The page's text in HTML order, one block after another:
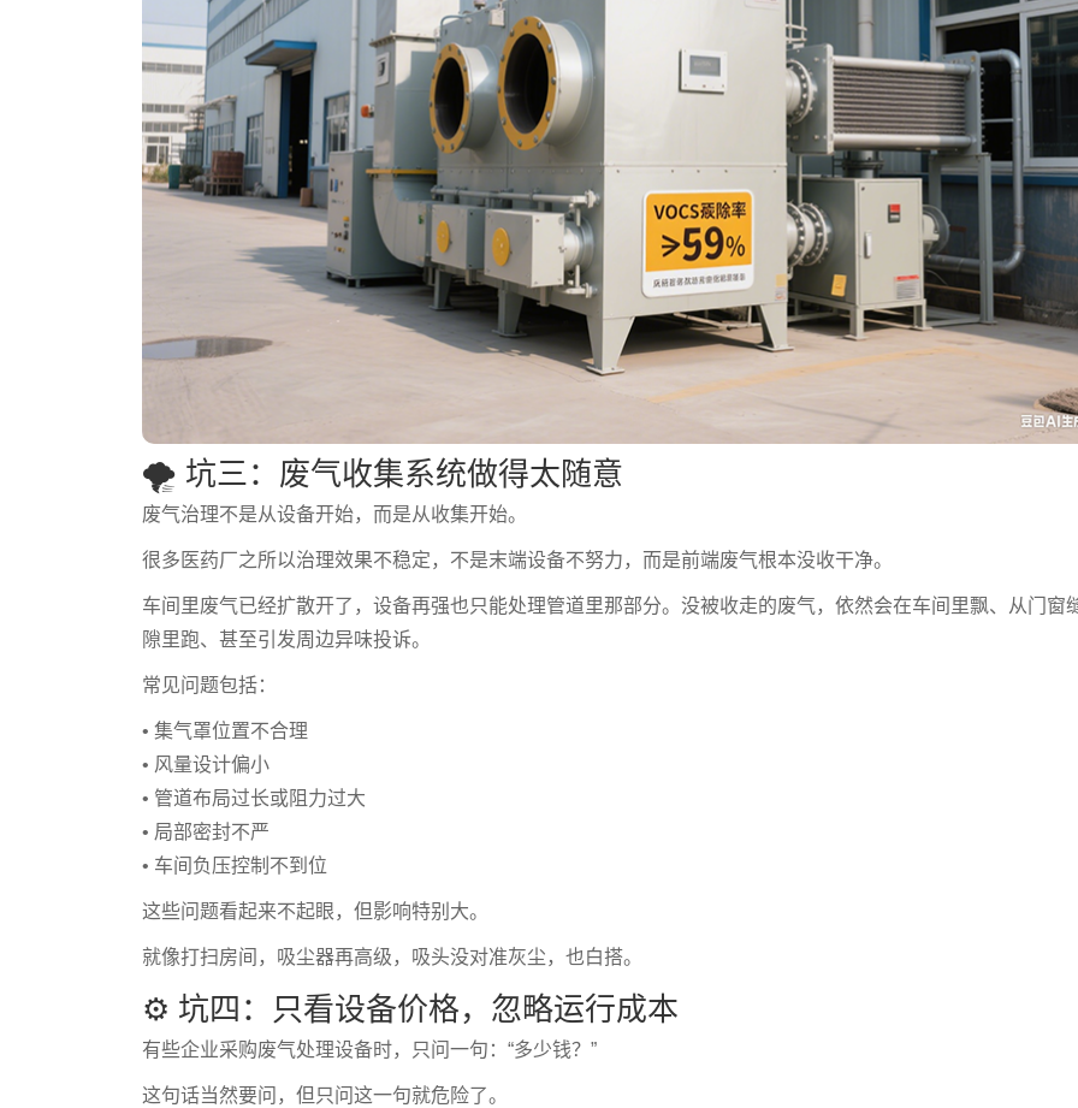
🌪️ 坑三：废气收集系统做得太随意
废气治理不是从设备开始，而是从收集开始。
很多医药厂之所以治理效果不稳定，不是末端设备不努力，而是前端废气根本没收干净。
车间里废气已经扩散开了，设备再强也只能处理管道里那部分。没被收走的废气，依然会在车间里飘、从门窗
隙里跑、甚至引发周边异味投诉。
常见问题包括：
• 集气罩位置不合理
• 风量设计偏小
• 管道布局过长或阻力过大
• 局部密封不严
• 车间负压控制不到位
这些问题看起来不起眼，但影响特别大。
就像打扫房间，吸尘器再高级，吸头没对准灰尘，也白搭。
⚙️ 坑四：只看设备价格，忽略运行成本
有些企业采购废气处理设备时，只问一句：“多少钱？”
这句话当然要问，但只问这一句就危险了。